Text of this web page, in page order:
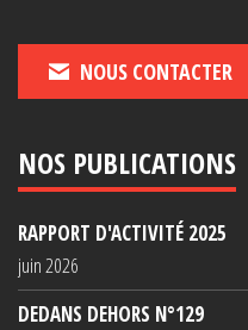
NOUS CONTACTER
NOS PUBLICATIONS
RAPPORT D'ACTIVITÉ 2025
juin 2026
DEDANS DEHORS N°129